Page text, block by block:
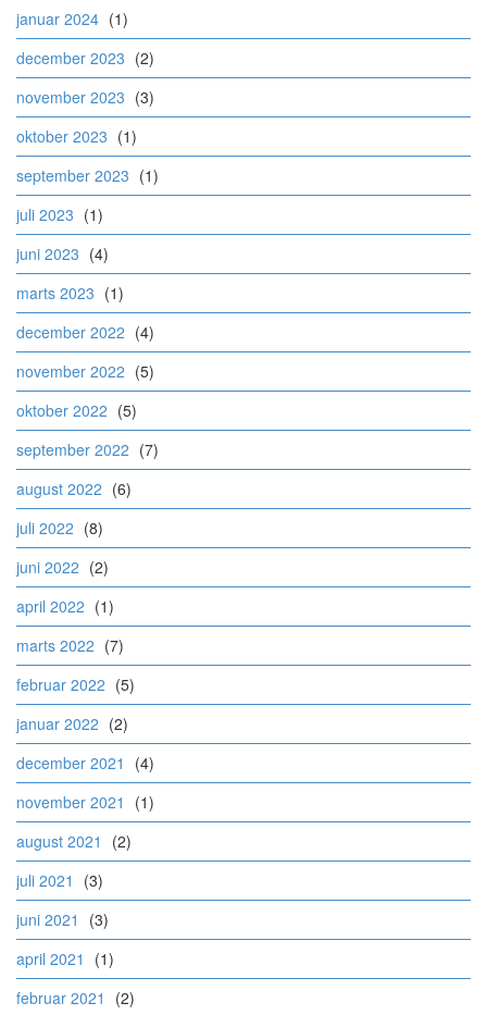
januar 2024 (1)
december 2023 (2)
november 2023 (3)
oktober 2023 (1)
september 2023 (1)
juli 2023 (1)
juni 2023 (4)
marts 2023 (1)
december 2022 (4)
november 2022 (5)
oktober 2022 (5)
september 2022 (7)
august 2022 (6)
juli 2022 (8)
juni 2022 (2)
april 2022 (1)
marts 2022 (7)
februar 2022 (5)
januar 2022 (2)
december 2021
(4)
november 2021
(1)
august 2021
(2)
juli 2021
(3)
juni 2021
(3)
april 2021
(1)
februar 2021
(2)